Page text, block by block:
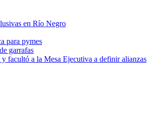
en Río Negro
para pymes
garrafas
facultó a la Mesa Ejecutiva a definir alianzas